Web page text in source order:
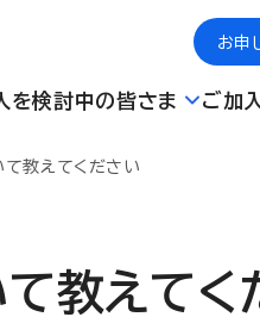
お申
を検討中の皆さま ご加
教えてください
教えてく